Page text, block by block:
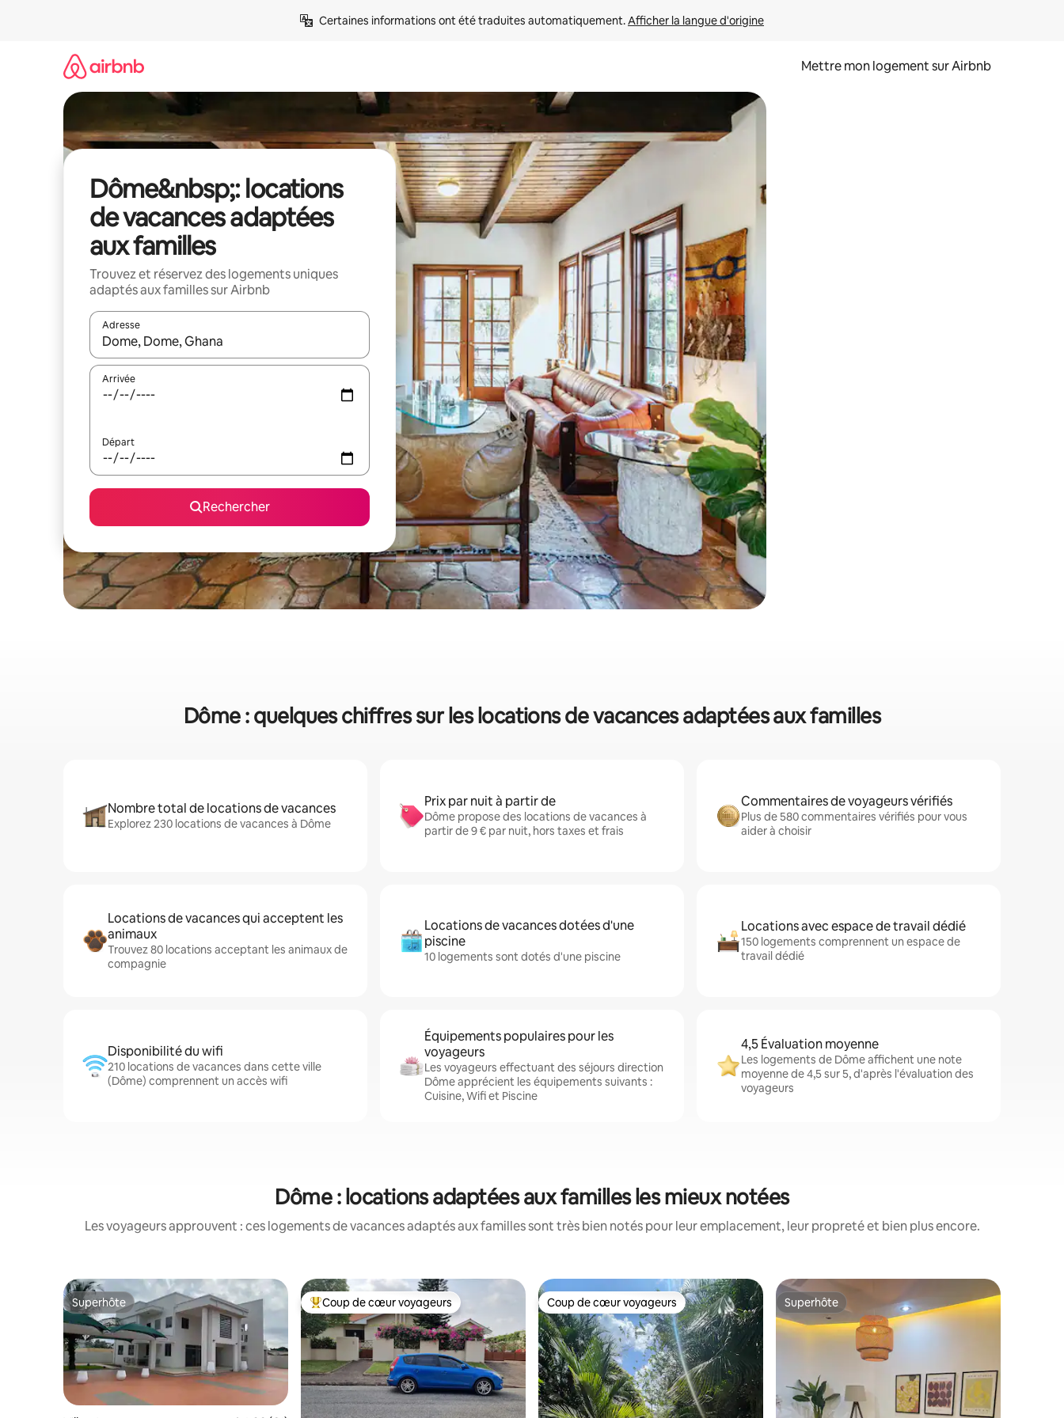
Certaines informations ont été traduites automatiquement. Afficher la langue d'origine
Mettre mon logement sur Airbnb
Dôme&nbsp;: locations
de vacances adaptées
aux familles
Trouvez et réservez des logements uniques
adaptés aux familles sur Airbnb
Adresse
Lorsque les résultats s'affichent, utilisez les flèches vers le haut et vers le bas pour les parcourir ou en appuyant et en faisant glisser.
Arrivée
Départ
Rechercher
Dôme : quelques chiffres sur les locations de vacances adaptées aux familles
Nombre total de locations de vacances
Explorez 230 locations de vacances à Dôme
Prix par nuit à partir de
Dôme propose des locations de vacances à
partir de 9 € par nuit, hors taxes et frais
Commentaires de voyageurs vérifiés
Plus de 580 commentaires vérifiés pour vous
aider à choisir
Locations de vacances qui acceptent les
animaux
Trouvez 80 locations acceptant les animaux de
compagnie
Locations de vacances dotées d'une
piscine
10 logements sont dotés d'une piscine
Locations avec espace de travail dédié
150 logements comprennent un espace de
travail dédié
Disponibilité du wifi
210 locations de vacances dans cette ville
(Dôme) comprennent un accès wifi
Équipements populaires pour les
voyageurs
Les voyageurs effectuant des séjours direction
Dôme apprécient les équipements suivants :
Cuisine, Wifi et Piscine
4,5 Évaluation moyenne
Les logements de Dôme affichent une note
moyenne de 4,5 sur 5, d'après l'évaluation des
voyageurs
Dôme : locations adaptées aux familles les mieux notées
Les voyageurs approuvent : ces logements de vacances adaptés aux familles sont très bien notés pour leur emplacement, leur propreté et bien plus encore.
Superhôte
Superhôte Coups de cœur voyageurs les plus appréciés
Coup de cœur voyageurs Coup de cœur voyageurs
Coup de cœur voyageurs Superhôte
Superhôte